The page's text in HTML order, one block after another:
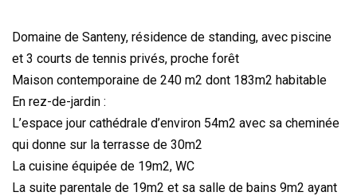
Domaine de Santeny, résidence de standing, avec piscine
et 3 courts de tennis privés, proche forêt
Maison contemporaine de 240 m2 dont 183m2 habitable
En rez-de-jardin :
L’espace jour cathédrale d’environ 54m2 avec sa cheminée
qui donne sur la terrasse de 30m2
La cuisine équipée de 19m2, WC
La suite parentale de 19m2 et sa salle de bains 9m2 ayant